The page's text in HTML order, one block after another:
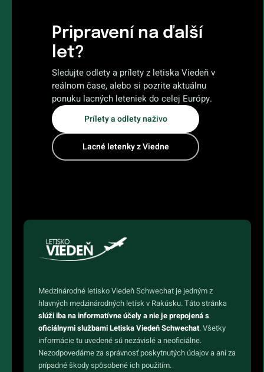
Pripravení na ďalší
let?
Sledujte odlety a prílety z letiska Viedeň v
reálnom čase, alebo si pozrite aktuálnu
ponuku lacných leteniek do celej Európy.
Prílety a odlety naživo
Lacné letenky z Viedne
Medzinárodné letisko Viedeň Schwechat je jedným z
hlavných medzinárodných letísk v Rakúsku. Táto stránka
slúži iba na informatívne účely a nie je prepojená s
oficiálnymi službami Letiska Viedeň Schwechat. Všetky
informácie tu uvedené sú nezávislé a neoficiálne.
Nezodpovedáme za správnosť poskytnutých údajov a ani za
prípadné škody spôsobené ich použitím.